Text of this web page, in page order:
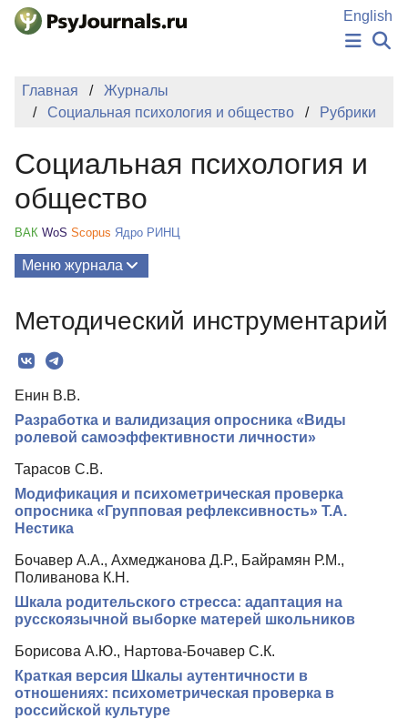
Перейти к основному содержанию
English
НОВОСТИ
ИЗДАНИЯ
БАЗА ЗНАНИЙ
Регистрация
Главная
Журналы
Социальная психология и общество
Рубрики
Социальная психология и
общество
ВАК WoS Scopus Ядро РИНЦ
Меню журнала
О Журнале
Миссия
Редколлегия
Редакционная политика
Индексирование
Для авторов
Рубрики
Подписка
Методический инструментарий
Енин В.В.
Разработка и валидизация опросника «Виды
ролевой самоэффективности личности»
Тарасов С.В.
Модификация и психометрическая проверка
опросника «Групповая рефлексивность» Т.А.
Нестика
Бочавер А.А., Ахмеджанова Д.Р., Байрамян Р.М.,
Поливанова К.Н.
Шкала родительского стресса: адаптация на
русскоязычной выборке матерей школьников
Борисова А.Ю., Нартова-Бочавер С.К.
Краткая версия Шкалы аутентичности в
отношениях: психометрическая проверка в
российской культуре